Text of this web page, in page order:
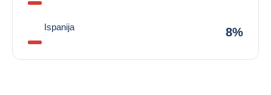
Ispanija 8%